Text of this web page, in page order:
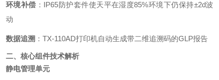
环境补偿 ：IP65防护套件使天平在湿度85%环境下仍保持±2d波
动
数据追溯 ：TX-110AD打印机自动生成带二维追溯码的GLP报告
二、核心组件技术解析
静电管理单元